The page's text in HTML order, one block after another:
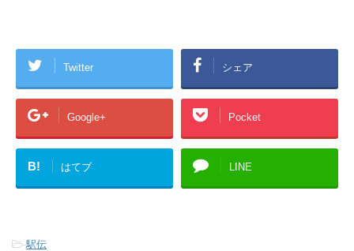
Twitter シェア
Google+ Pocket
B! はてブ LINE
-駅伝